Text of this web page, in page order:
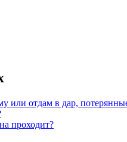
или отдам в дар,
проходит?